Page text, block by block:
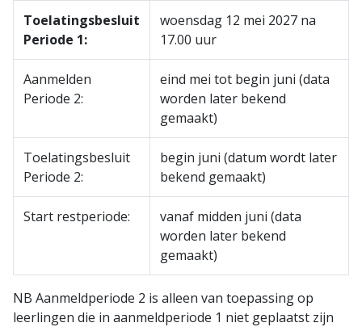
Toelatingsbesluit
Periode 1:
woensdag 12 mei 2027 na
17.00 uur
Aanmelden
Periode 2:
eind mei tot begin juni (data
worden later bekend
gemaakt)
Toelatingsbesluit
Periode 2:
begin juni (datum wordt later
bekend gemaakt)
Start restperiode:
vanaf midden juni (data
worden later bekend
gemaakt)
NB Aanmeldperiode 2 is alleen van toepassing op
leerlingen die in aanmeldperiode 1 niet geplaatst zijn